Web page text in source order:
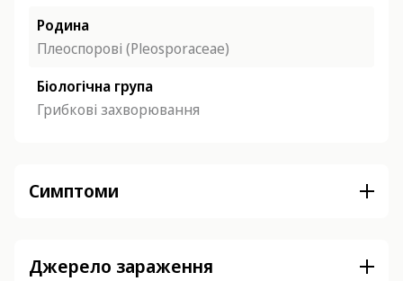
Родина
Плеоспорові (Pleosporaceae)
Біологічна група
Грибкові захворювання
Симптоми
Джерело зараження